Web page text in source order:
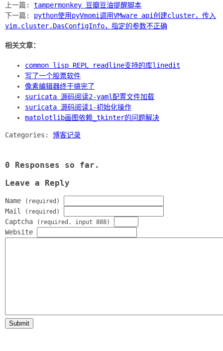
上一篇: tampermonkey 豆瓣豆油提醒脚本
下一篇: python使用pyVmomi调用VMware api创建cluster，传入
vim.cluster.DasConfigInfo，指定的参数不正确
相关文章：
common lisp REPL readline支持的库linedit
写了一个股票软件
像素编辑器终于搞完了
suricata 源码阅读2-yaml配置文件加载
suricata 源码阅读1-初始化操作
matplotlib画图依赖_tkinter的问题解决
Categories: 博客记录
0 Responses so far.
Leave a Reply
Name (required)
Mail (required)
Captcha (required. input 888)
Website